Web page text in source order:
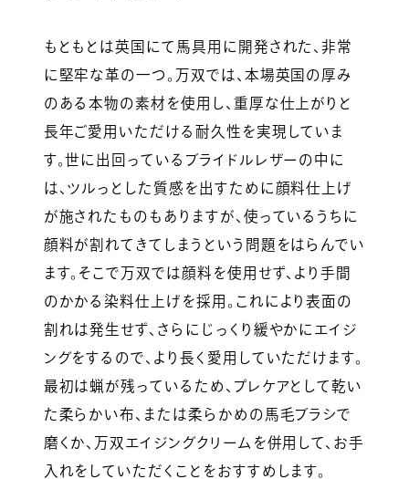
もともとは英国にて馬具用に開発された、非常
に堅牢な革の一つ。万双では、本場英国の厚み
のある本物の素材を使用し、重厚な仕上がりと
長年ご愛用いただける耐久性を実現していま
す。世に出回っているブライドルレザーの中に
は、ツルっとした質感を出すために顔料仕上げ
が施されたものもありますが、使っているうちに
顔料が割れてきてしまうという問題をはらんでい
ます。そこで万双では顔料を使用せず、より手間
のかかる染料仕上げを採用。これにより表面の
割れは発生せず、さらにじっくり緩やかにエイジ
ングをするので、より長く愛用していただけます。
最初は蝋が残っているため、プレケアとして乾い
た柔らかい布、または柔らかめの馬毛ブラシで
磨くか、万双エイジングクリームを併用して、お手
入れをしていただくことをおすすめします。